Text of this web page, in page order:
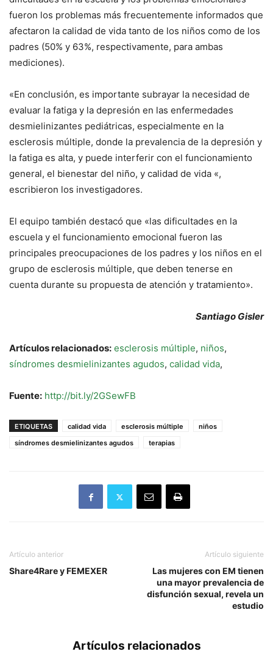
fueron los problemas más frecuentemente informados que
afectaron la calidad de vida tanto de los niños como de los
padres (50% y 63%, respectivamente, para ambas
mediciones).
«En conclusión, es importante subrayar la necesidad de
evaluar la fatiga y la depresión en las enfermedades
desmielinizantes pediátricas, especialmente en la
esclerosis múltiple, donde la prevalencia de la depresión y
la fatiga es alta, y puede interferir con el funcionamiento
general, el bienestar del niño, y calidad de vida «,
escribieron los investigadores.
El equipo también destacó que «las dificultades en la
escuela y el funcionamiento emocional fueron las
principales preocupaciones de los padres y los niños en el
grupo de esclerosis múltiple, que deben tenerse en
cuenta durante su propuesta de atención y tratamiento».
Santiago Gisler
Artículos relacionados: esclerosis múltiple, niños,
síndromes desmielinizantes agudos, calidad vida,
Fuente: http://bit.ly/2GSewFB
ETIQUETAS calidad vida esclerosis múltiple
niños
síndromes desmielinizantes agudos
terapias
Artículo anterior
Share4Rare y FEMEXER
Artículo siguiente
Las mujeres con EM tienen
una mayor prevalencia de
disfunción sexual, revela un
estudio
Artículos relacionados